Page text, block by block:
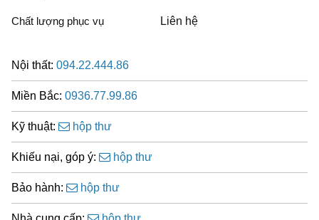
Chất lượng phục vụ Liên hệ
Nội thất: 094.22.444.86
Miền Bắc: 0936.77.99.86
Kỹ thuật: hộp thư
Khiếu nại, góp ý: hộp thư
Bảo hành: hộp thư